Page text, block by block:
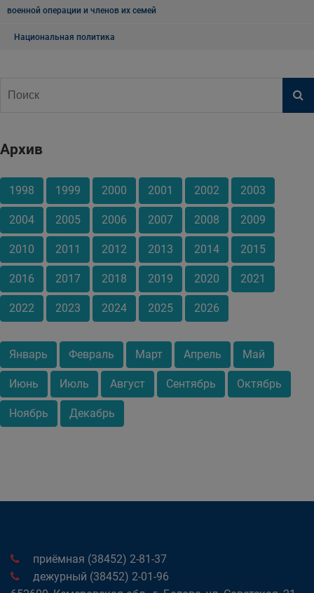
военной операции и членов их семей
Национальная политика
Архив
1998 1999 2000 2001 2002 2003
2004 2005 2006 2007 2008 2009
2010 2011 2012 2013 2014 2015
2016 2017 2018 2019 2020 2021
2022 2023 2024 2025 2026
Январь Февраль Март Апрель Май
Июнь Июль Август Сентябрь Октябрь
Ноябрь Декабрь
приёмная (38452) 2-81-37
дежурный (38452) 2-01-96